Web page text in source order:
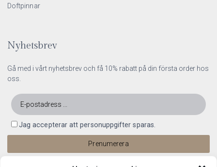
Doftpinnar
Nyhetsbrev
Gå med i vårt nyhetsbrev och få 10% rabatt på din första order hos
oss.
Jag accepterar att personuppgifter sparas.